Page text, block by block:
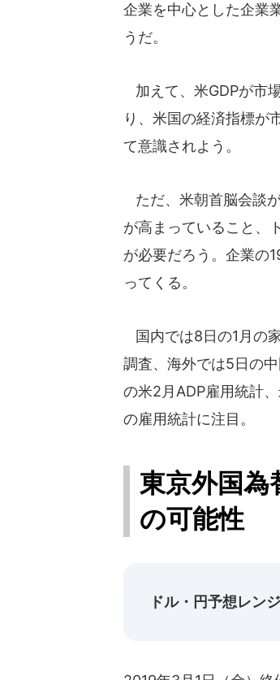
企業を中心とした企業
うだ。
加えて、米GDPが市
り、米国の経済指標が
て意識されよう。
ただ、米朝首脳会談
が高まっていること、
が必要だろう。企業の
ってくる。
国内では8日の1月の
調査、海外では5日の
の米2月ADP雇用統計
の雇用統計に注目。
東京外国
の可能性
ドル・円予想レン